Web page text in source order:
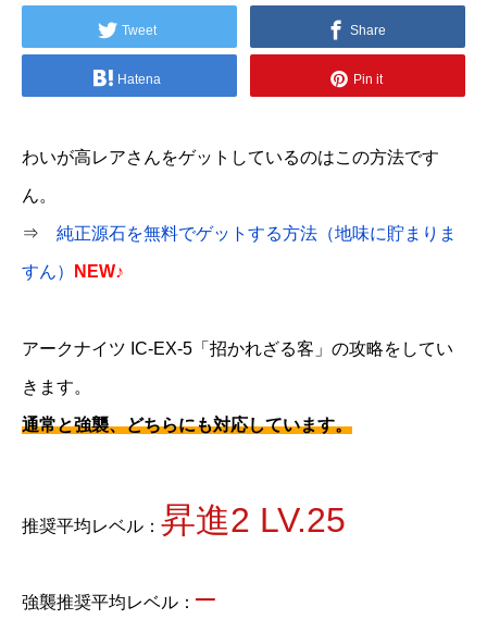
Tweet Share
Hatena Pin it
わいが高レアさんをゲットしているのはこの方法です
ん。
⇒ 純正源石を無料でゲットする方法（地味に貯まりま
すん） NEW♪
アークナイツ IC-EX-5「招かれざる客」の攻略をしてい
きます。
通常と強襲、どちらにも対応しています。
推奨平均レベル： 昇進2 LV.25
強襲推奨平均レベル： –